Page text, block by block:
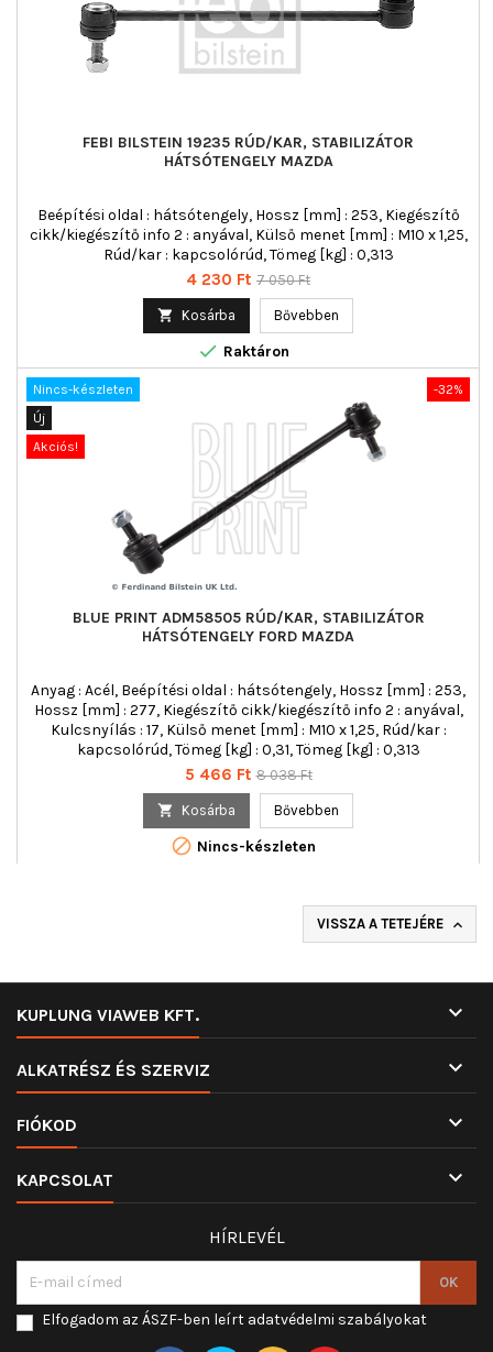
FEBI BILSTEIN 19235 RÚD/KAR, STABILIZÁTOR
HÁTSÓTENGELY MAZDA
Beépítési oldal : hátsótengely, Hossz [mm] : 253, Kiegészítő
cikk/kiegészítő info 2 : anyával, Külső menet [mm] : M10 x 1,25,
Rúd/kar : kapcsolórúd, Tömeg [kg] : 0,313
Ár
4 230 Ft Normál
7 050 Ft
 Kosárba Bővebben
 Raktáron
-32%
Nincs-készleten
Új
Akciós!
BLUE PRINT ADM58505 RÚD/KAR, STABILIZÁTOR
HÁTSÓTENGELY FORD MAZDA
Anyag : Acél, Beépítési oldal : hátsótengely, Hossz [mm] : 253,
Hossz [mm] : 277, Kiegészítő cikk/kiegészítő info 2 : anyával,
Kulcsnyílás : 17, Külső menet [mm] : M10 x 1,25, Rúd/kar :
kapcsolórúd, Tömeg [kg] : 0,31, Tömeg [kg] : 0,313
Ár
5 466 Ft Normál
8 038 Ft
 Kosárba Bővebben
 Nincs-készleten
VISSZA A TETEJÉRE 
KUPLUNG VIAWEB KFT. 
ALKATRÉSZ ÉS SZERVIZ 
FIÓKOD 
KAPCSOLAT 
HÍRLEVÉL
Elfogadom az ÁSZF-ben leírt adatvédelmi szabályokat